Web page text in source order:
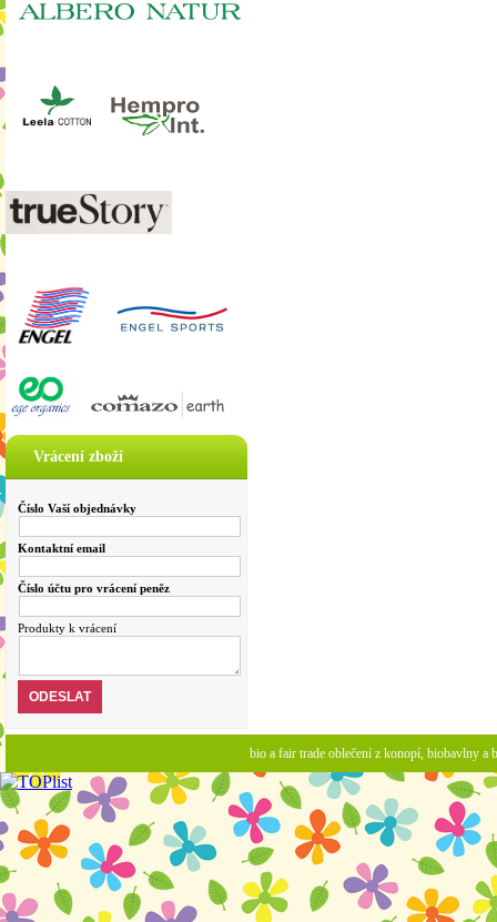
Vrácení zboží
Číslo Vaší objednávky
Kontaktní email
Číslo účtu pro vrácení peněz
Produkty k vrácení
bio a fair trade oblečení z konopí, biobavlny a